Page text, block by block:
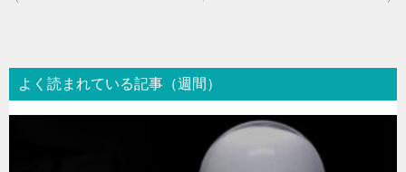
ビ
ゲ
よく読まれている記事（週間）